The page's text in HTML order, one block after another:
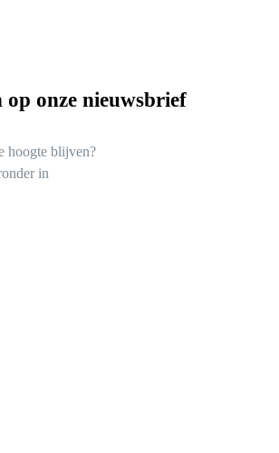
onze nieuwsbrief
hoogte blijven?
in